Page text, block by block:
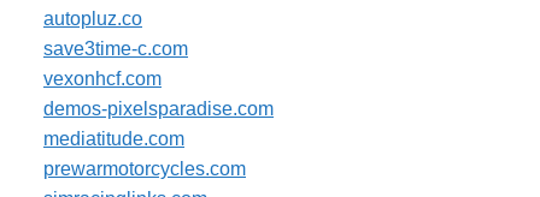
autopluz.co
save3time-c.com
vexonhcf.com
demos-pixelsparadise.com
mediatitude.com
prewarmotorcycles.com